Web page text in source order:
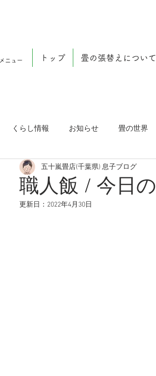
メニュー トップ 畳の張替えについて
くらし情報 お知らせ 畳の世界
職人飯 / 今日
五十嵐畳店(千葉県) 息子ブログ
更新日： 2022年4月30日